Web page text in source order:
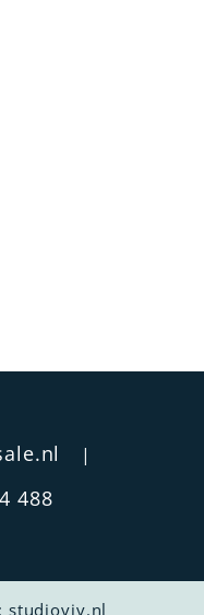
|
488
studioviv.nl